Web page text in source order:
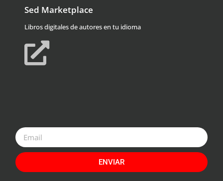
Sed Marketplace
Libros digitales de autores en tu idioma
ENVIAR